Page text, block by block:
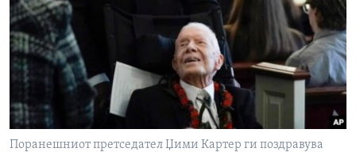
Поранешниот претседател Џими Картер ги поздравува